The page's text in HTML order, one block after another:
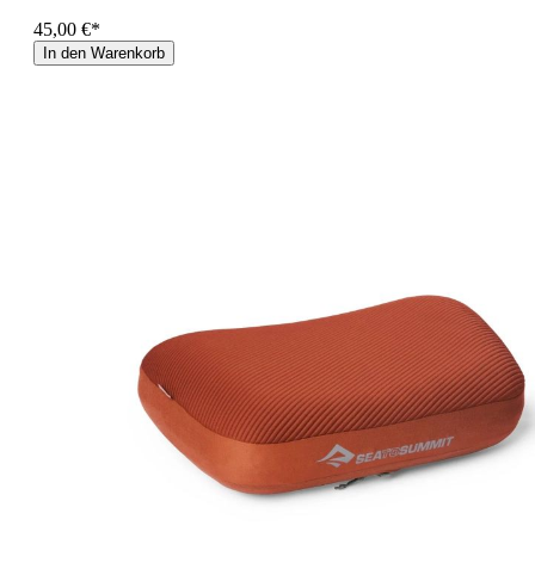
45,00 €*
In den Warenkorb